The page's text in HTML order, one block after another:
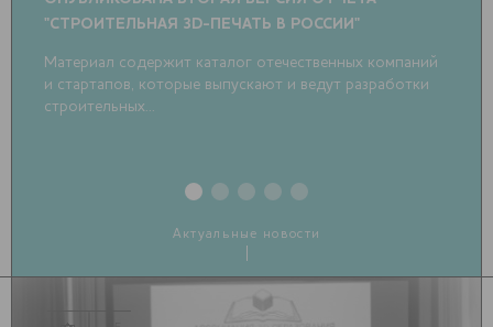
"СТРОИТЕЛЬНАЯ 3D-ПЕЧАТЬ В РОССИИ"
Материал содержит каталог отечественных компаний
и стартапов, которые выпускают и ведут разработки
строительных...
Актуальные новости